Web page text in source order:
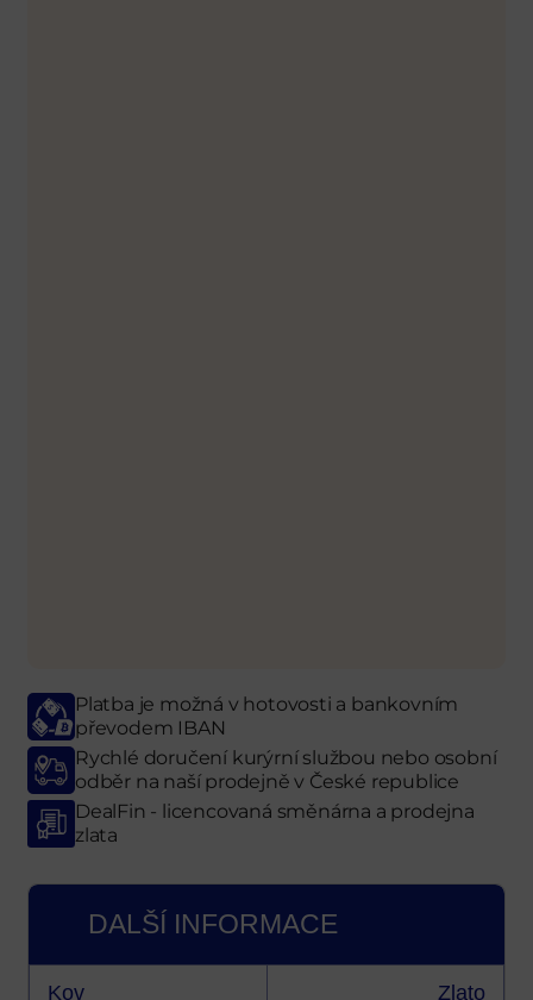
Platba je možná v hotovosti a bankovním
převodem IBAN
Rychlé doručení kurýrní službou nebo osobní
odběr na naší prodejně v České republice
DealFin - licencovaná směnárna a prodejna
zlata
DALŠÍ INFORMACE
Kov Zlato